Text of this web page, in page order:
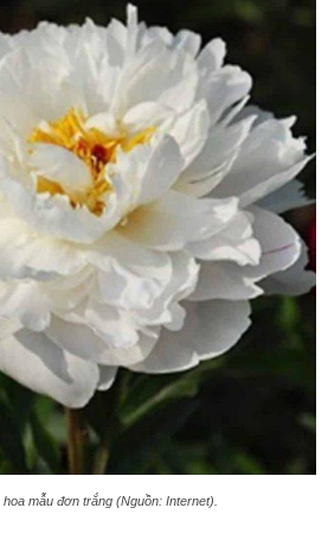
mẫu đơn trắng (Nguồn: Internet).